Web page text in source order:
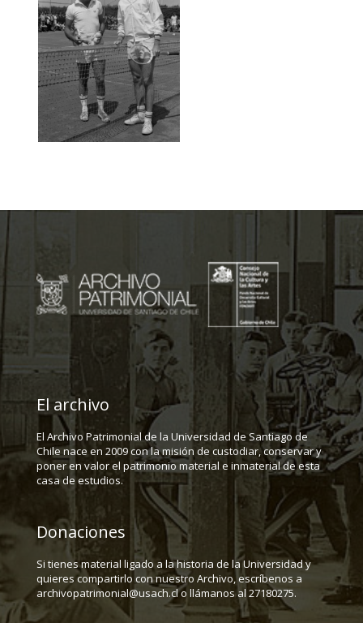
El archivo
El Archivo Patrimonial de la Universidad de Santiago de
Chile nace en 2009 con la misión de custodiar, conservar y
poner en valor el patrimonio material e inmaterial de esta
casa de estudios.
Donaciones
Si tienes material ligado a la historia de la Universidad y
quieres compartirlo con nuestro Archivo, escríbenos a
archivopatrimonial@usach.cl o llámanos al 27180275.